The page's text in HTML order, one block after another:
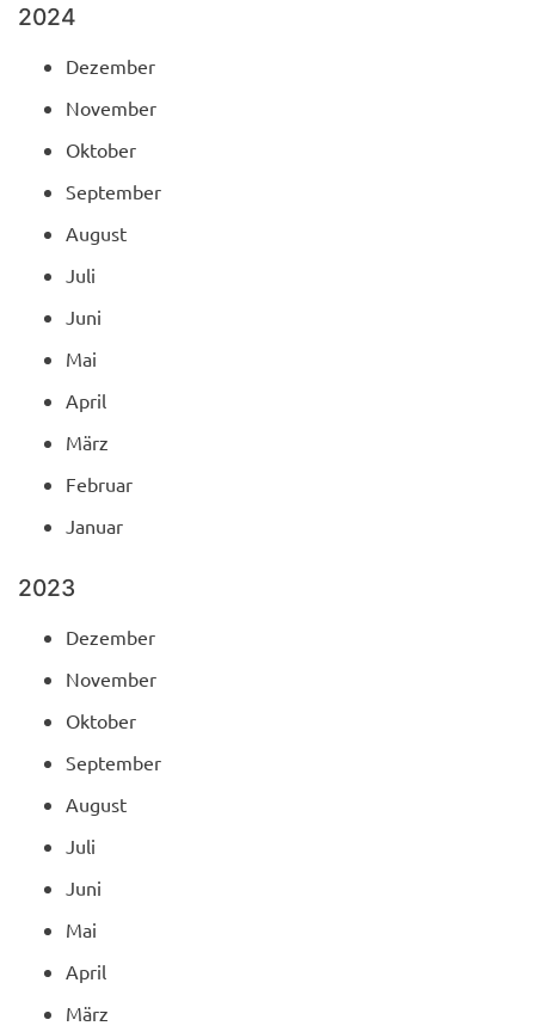
2024
Dezember
November
Oktober
September
August
Juli
Juni
Mai
April
März
Februar
Januar
2023
Dezember
November
Oktober
September
August
Juli
Juni
Mai
April
März